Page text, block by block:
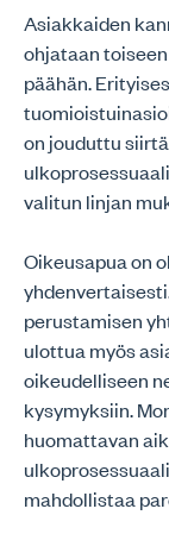
Asiakkaiden
ohjataan
päähän.
on jouduttu
valitun linjan
Oikeusapua on
perustamisen
ulottua myös
oikeudelliseen
kysymyksiin.
huomattavan
mahdollistaa